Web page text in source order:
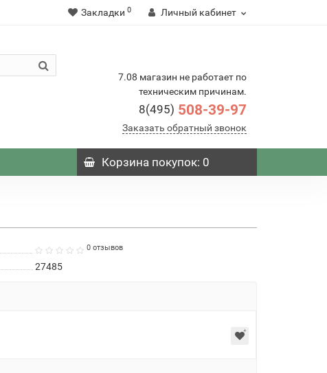
Закладки 0 Личный кабинет
7.08 магазин не работает по
техническим причинам.
8(495) 508-39-97
Заказать обратный звонок
Корзинапокупок: 0
0 отзывов
27485